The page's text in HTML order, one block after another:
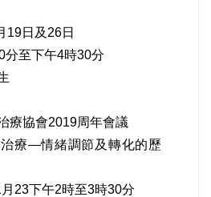
19日及26日
分至下午4時30分
療協會2019周年會議
治療—情緒調節及轉化的歷
23下午2時至3時30分